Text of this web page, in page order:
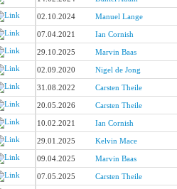
02.10.2024 Manuel Lange
07.04.2021 Ian Cornish
29.10.2025 Marvin Baas
02.09.2020 Nigel de Jong
31.08.2022 Carsten Theile
20.05.2026 Carsten Theile
10.02.2021 Ian Cornish
29.01.2025 Kelvin Mace
09.04.2025 Marvin Baas
07.05.2025 Carsten Theile